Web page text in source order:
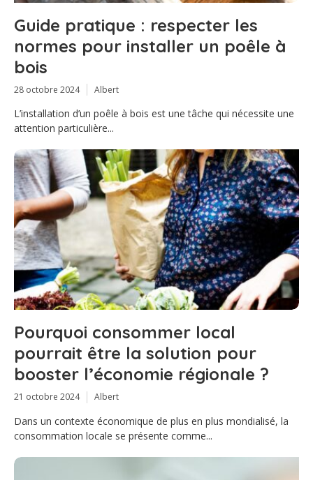
Guide pratique : respecter les
normes pour installer un poêle à
bois
28 octobre 2024 Albert
L’installation d’un poêle à bois est une tâche qui nécessite une
attention particulière...
Pourquoi consommer local
pourrait être la solution pour
booster l’économie régionale ?
21 octobre 2024 Albert
Dans un contexte économique de plus en plus mondialisé, la
consommation locale se présente comme...